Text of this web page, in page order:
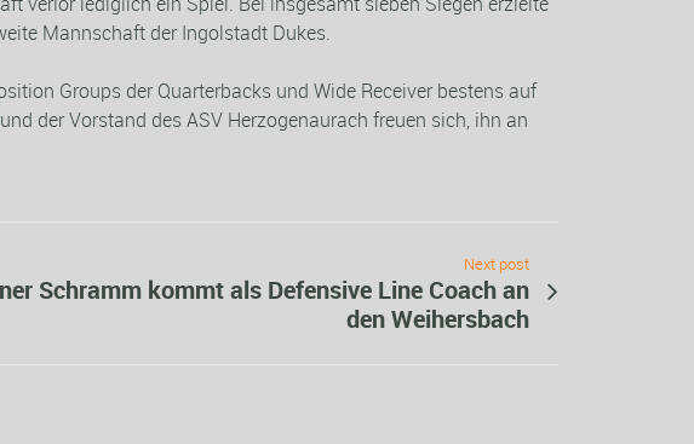
Mannschaft der Ingolstadt Dukes.
Groups der Quarterbacks und Wide Receiver bestens auf
der Vorstand des ASV Herzogenaurach freuen sich, ihn an
Next post
Schramm kommt als Defensive Line Coach an
den Weihersbach